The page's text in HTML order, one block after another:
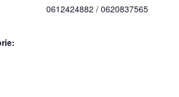
0612424882 / 0620837565